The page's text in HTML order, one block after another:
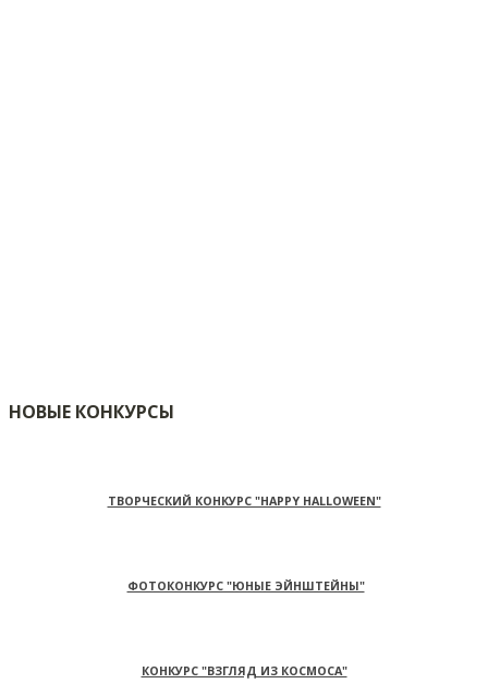
НОВЫЕ КОНКУРСЫ
ТВОРЧЕСКИЙ КОНКУРС "HAPPY HALLOWEEN"
ФОТОКОНКУРС "ЮНЫЕ ЭЙНШТЕЙНЫ"
КОНКУРС "ВЗГЛЯД ИЗ КОСМОСА"